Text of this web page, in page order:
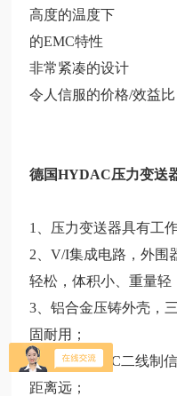
高度的温度下
的EMC特性
非常紧凑的设计
令人信服的价格/效益比
德国HYDAC压力变送
1、压力变送器具有工
2、V/I集成电路，外围
轻松，体积小、重量轻
3、铝合金压铸外壳，
固耐用；
4、4-20mA DC二线制
距离远；